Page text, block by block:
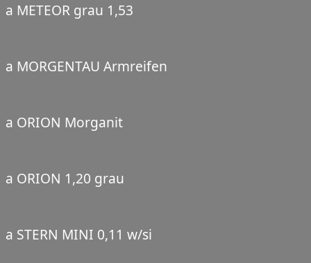
a METEOR grau 1,53
a MORGENTAU Armreifen
a ORION Morganit
a ORION 1,20 grau
a STERN MINI 0,11 w/si